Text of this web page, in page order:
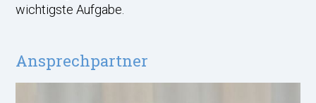
wichtigste Aufgabe.
Ansprechpartner